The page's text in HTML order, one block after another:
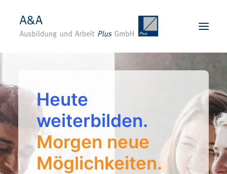
Über uns
Angebote
Standorte
Für Unternehmen
Heute
weiterbilden.
Morgen neue
Möglichkeiten.